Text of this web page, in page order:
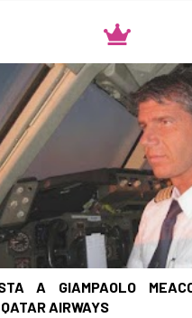
A GIAMPAOLO
AIRWAYS